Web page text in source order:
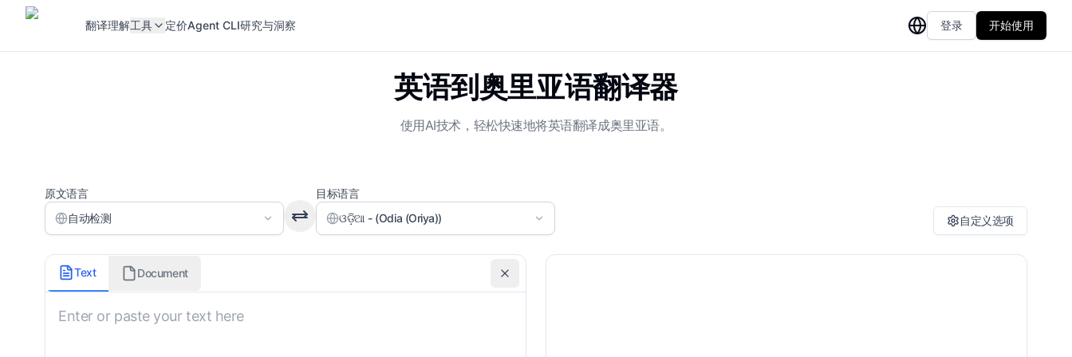
翻译理解工具 定价Agent CLI研究与洞察 登录 开始使用
英语到奥里亚语翻译器
使用AI技术，轻松快速地将英语翻译成奥里亚语。
原文语言
自动检测
目标语言
ଓଡ଼ିଆ - (Odia (Oriya))
自定义选项
正式程度
未指定 未指定
自定义说明
Text Document